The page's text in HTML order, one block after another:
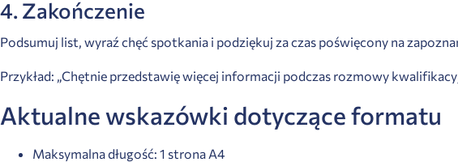
4. Zakończenie
Podsumuj list, wyraź chęć spotkania i podziękuj za czas poświęcony na
Przykład: „Chętnie przedstawię więcej informacji podczas rozmowy
Aktualne wskazówki dotyczące formatu
Maksymalna długość: 1 strona A4